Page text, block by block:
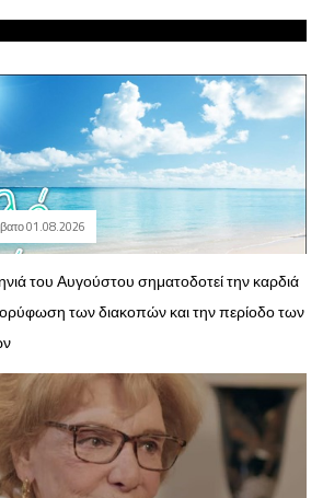
01.08.2026
του Αυγούστου σηματοδοτεί την καρδιά
των διακοπών και την περίοδο των